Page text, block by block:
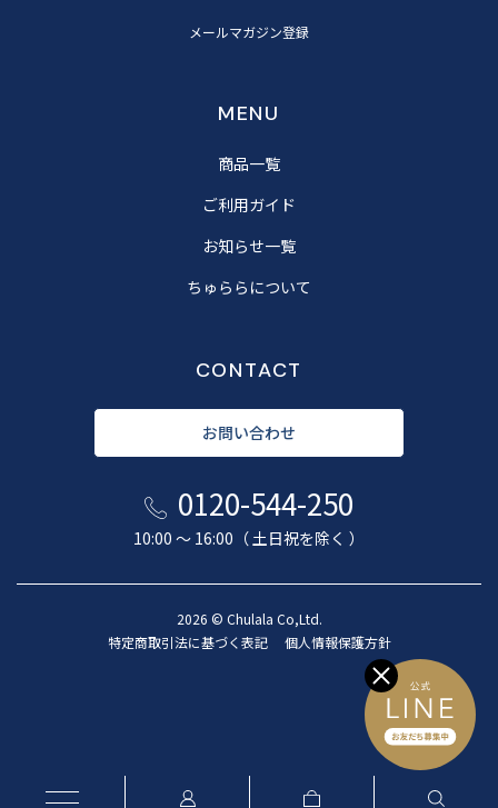
メールマガジン登録
MENU
商品一覧
ご利用ガイド
お知らせ一覧
ちゅららについて
CONTACT
お問い合わせ
0120-544-250
10:00 〜 16:00（ 土日祝を除く ）
2026 © Chulala Co,Ltd.
特定商取引法に基づく表記
個人情報保護方針